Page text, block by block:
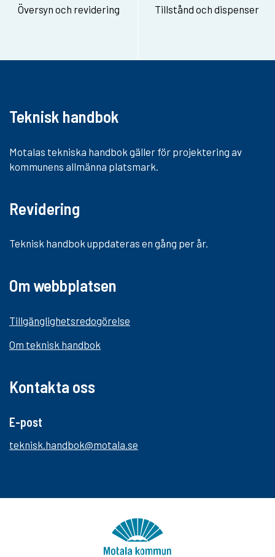
Översyn och revidering Tillstånd och dispenser
Teknisk handbok
Motalas tekniska handbok gäller för projektering av
kommunens allmänna platsmark.
Revidering
Teknisk handbok uppdateras en gång per år.
Om webbplatsen
Tillgänglighetsredogörelse
Om teknisk handbok
Kontakta oss
E-post
teknisk.handbok@motala.se